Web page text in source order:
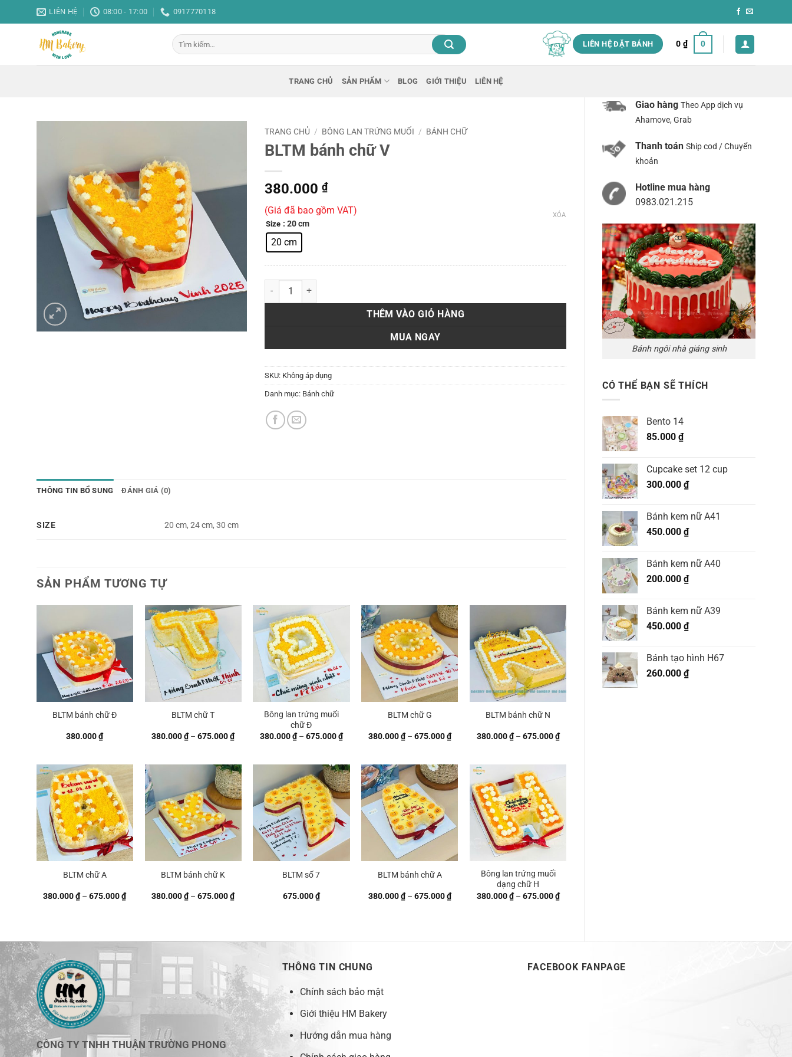
qua
LIÊN HỆ 08:00 - 17:00 0917770118
Tìm
kiếm:
LIÊN HỆ ĐẶT BÁNH 0 ₫ 0
TRANG CHỦ SẢN PHẨM BLOG GIỚI THIỆU LIÊN HỆ
Giao hàng Theo App dịch vụ
Ahamove, Grab
Thanh toán Ship cod / Chuyển
khoản
Hotline mua hàng
0983.021.215
Bánh ngôi nhà giáng sinh
CÓ THỂ BẠN SẼ THÍCH
Bento 14
85.000 ₫
Cupcake set 12 cup
300.000 ₫
Bánh kem nữ A41
450.000 ₫
Bánh kem nữ A40
200.000 ₫
Bánh kem nữ A39
450.000 ₫
Bánh tạo hình H67
260.000 ₫
TRANG CHỦ / BÔNG LAN TRỨNG MUỐI / BÁNH CHỮ
BLTM bánh chữ V
380.000₫
(Giá đã bao gồm VAT)
Size : 20 cm
20 cm
XÓA
BLTM bánh chữ V số lượng
THÊM VÀO GIỎ HÀNG
MUA NGAY
SKU: Không áp dụng
Danh mục: Bánh chữ
THÔNG TIN BỔ SUNG ĐÁNH GIÁ (0)
SIZE 20 cm, 24 cm, 30 cm
SẢN PHẨM TƯƠNG TỰ
BLTM bánh chữ Đ
380.000₫
BLTM chữ T
380.000₫ – 675.000₫Khoảng
giá:
đến
675.000 ₫
Bông lan trứng muối
chữ Đ
380.000₫ – 675.000₫Khoảng
giá:
đến
675.000 ₫
BLTM chữ G
380.000₫ – 675.000₫Khoảng
giá:
đến
675.000 ₫
BLTM bánh chữ N
380.000₫ – 675.000₫Khoảng
giá:
BLTM chữ A
380.000₫ – 675.000₫Khoảng
giá:
BLTM bánh chữ K
380.000₫ – 675.000₫Khoảng
giá:
BLTM số 7
675.000₫
BLTM bánh chữ A
380.000₫ – 675.000₫Khoảng
giá:
Bông lan trứng muối
dạng chữ H
380.000₫ – 675.000₫Khoảng
giá:
CÔNG TY TNHH THUẬN TRƯỜNG PHONG
THÔNG TIN CHUNG
Chính sách bảo mật
Giới thiệu HM Bakery
Hướng dẫn mua hàng
FACEBOOK FANPAGE